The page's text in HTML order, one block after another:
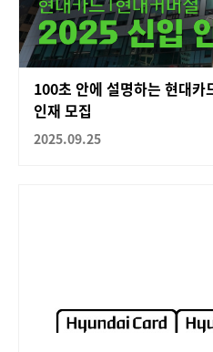
100초 안에 설명하는 현대
인재 모집
2025.09.25